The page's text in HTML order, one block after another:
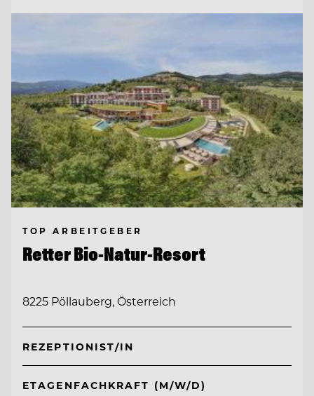
TOP ARBEITGEBER
Retter Bio-Natur-Resort
8225 Pöllauberg, Österreich
REZEPTIONIST/IN
ETAGENFACHKRAFT (M/W/D)